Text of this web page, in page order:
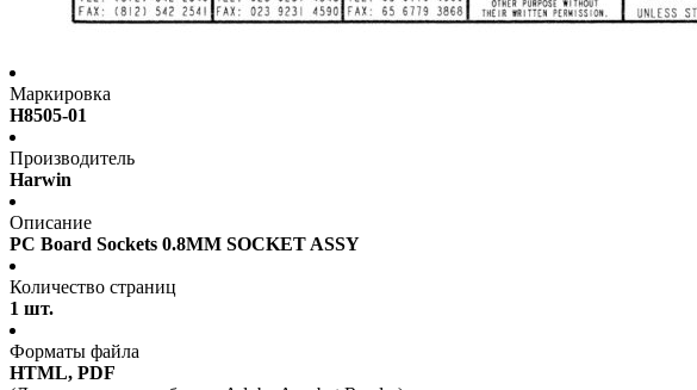
Маркировка
H8505-01
Производитель
Harwin
Описание
PC Board Sockets 0.8MM SOCKET ASSY
Количество страниц
1 шт.
Форматы файла
HTML, PDF